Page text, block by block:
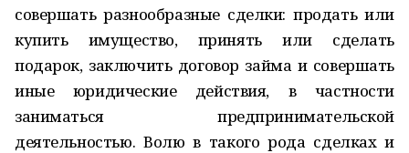
совершать разнообразные сделки: продать или
купить имущество, принять или сделать
подарок, заключить договор займа и совершать
иные юридические действия, в частности
заниматься предпринимательской
деятельностью. Волю в такого рода сделках и